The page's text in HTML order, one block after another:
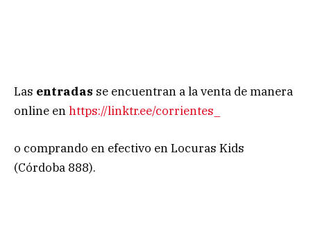
Las entradas se encuentran a la venta de manera
online enhttps://linktr.ee/corrientes_
o comprando en efectivo en Locuras Kids
(Córdoba 888).